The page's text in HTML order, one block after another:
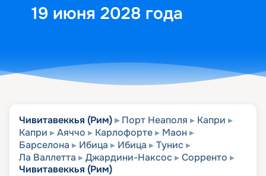
19 июня 2028 года
Чивитавеккья (Рим) Порт Неаполя
Капри
Капри
Аяччо Карлофорте
Маон
Барселона
Ибица Ибица
Тунис
Ла Валлетта
Джардини-Наксос
Сорренто
Чивитавеккья (Рим)